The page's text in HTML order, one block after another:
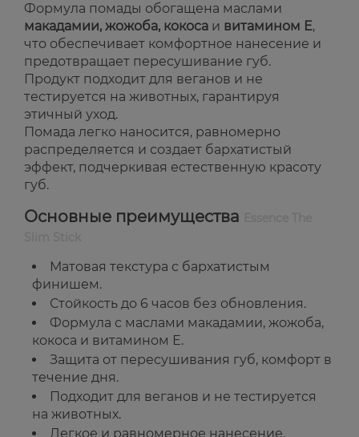
Формула помады обогащена маслами
макадамии, жожоба, кокоса и витамином Е,
что обеспечивает комфортное нанесение и
предотвращает пересушивание губ.
Продукт подходит для веганов и не
тестируется на животных, гарантируя
этичный уход.
Помада легко наносится, равномерно
распределяется и создает бархатистый
эффект, подчеркивая естественную красоту
губ.
Основные преимущества
Матовая текстура с бархатистым
финишем.
Стойкость до 6 часов без обновления.
Формула с маслами макадамии, жожоба,
кокоса и витамином Е.
Защита от пересушивания губ, комфорт в
течение дня.
Подходит для веганов и не тестируется
на животных.
Легкое и равномерное нанесение.